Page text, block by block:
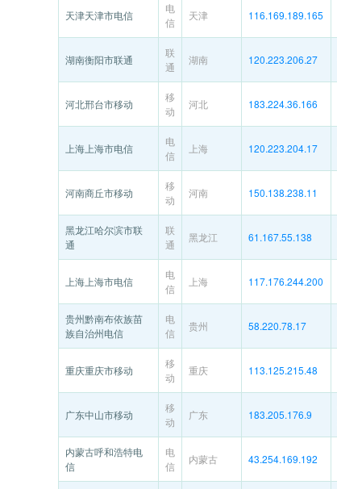
天津天津市电信
电
信
天津 116.169.189.165
湖南衡阳市联通
联
通
湖南 120.223.206.27
河北邢台市移动
移
动
河北 183.224.36.166
上海上海市电信
电
信
上海 120.223.204.17
河南商丘市移动
移
动
河南 150.138.238.11
黑龙江哈尔滨市联
通
联
通
黑龙江 61.167.55.138
上海上海市电信
电
信
上海 117.176.244.200
贵州黔南布依族苗
族自治州电信
电
信
贵州 58.220.78.17
重庆重庆市移动
移
动
重庆 113.125.215.48
广东中山市移动
移
动
广东 183.205.176.9
内蒙古呼和浩特电
信
电
信
内蒙古 43.254.169.192